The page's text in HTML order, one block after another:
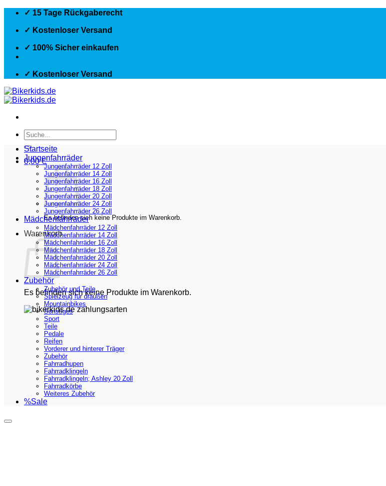
Zum
springen
✓ 15 Tage Rückgaberecht
✓ Kostenloser Versand
✓ 100% Sicher einkaufen
✓ Kostenloser Versand
Suchen
nach:
0,00€
Es befinden sich keine Produkte im Warenkorb.
Warenkorb
Es befinden sich keine Produkte im Warenkorb.
Startseite
Jungenfahrräder
Jungenfahrräder 12 Zoll
Jungenfahrräder 14 Zoll
Jungenfahrräder 16 Zoll
Jungenfahrräder 18 Zoll
Jungenfahrräder 20 Zoll
Jungenfahrräder 24 Zoll
Jungenfahrräder 26 Zoll
Mädchenfahrräder
Mädchenfahrräder 12 Zoll
Mädchenfahrräder 14 Zoll
Mädchenfahrräder 16 Zoll
Mädchenfahrräder 18 Zoll
Mädchenfahrräder 20 Zoll
Mädchenfahrräder 24 Zoll
Mädchenfahrräder 26 Zoll
Zubehör
Zubehör und Teile
Spielzeug für draußen
Mountainbikes
Sonstiges
Sport
Teile
Pedale
Reifen
Vorderer und hinterer Träger
Zubehör
Fahrradhupen
Fahrradklingeln
Fahrradklingeln; Ashley 20 Zoll
Fahrradkörbe
Weiteres Zubehör
%Sale